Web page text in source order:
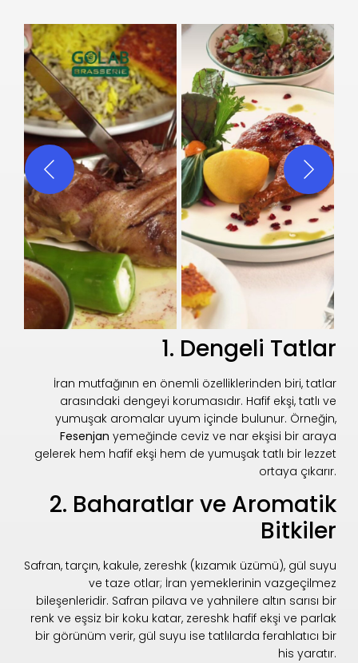
1. Dengeli Tatlar
İran mutfağının en önemli özelliklerinden biri, tatlar
arasındaki dengeyi korumasıdır. Hafif ekşi, tatlı ve
yumuşak aromalar uyum içinde bulunur. Örneğin,
Fesenjan yemeğinde ceviz ve nar ekşisi bir araya
gelerek hem hafif ekşi hem de yumuşak tatlı bir lezzet
ortaya çıkarır.
2. Baharatlar ve Aromatik
Bitkiler
Safran, tarçın, kakule, zereshk (kızamık üzümü), gül suyu
ve taze otlar; İran yemeklerinin vazgeçilmez
bileşenleridir. Safran pilava ve yahnilere altın sarısı bir
renk ve eşsiz bir koku katar, zereshk hafif ekşi ve parlak
bir görünüm verir, gül suyu ise tatlılarda ferahlatıcı bir
his yaratır.